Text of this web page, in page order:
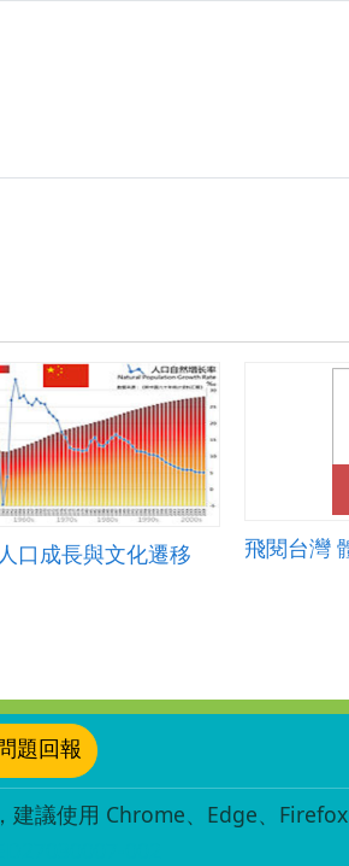
口成長與文化遷移 飛閱台灣
題回報
建議使用 Chrome、Edge、